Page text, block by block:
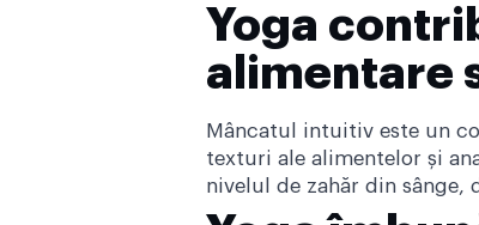
Yoga
alimentare
Mâncatul intuitiv este un
texturi ale alimentelor și
nivelul de zahăr din